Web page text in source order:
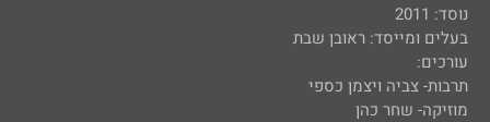
נוסד: 2011
בעלים ומייסד: ראובן שבת
עורכים:
תרבות- צביה ויצמן כספי
מוזיקה- שחר כהן